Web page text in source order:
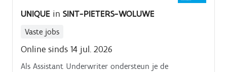
proactief relevante zaken aan het management en
neemt actief deel aan interne meetings om het
management permanent op de hoogte te houden
van de stand van zaken en de evolutie in de
portefeuille.
UNIQUE in SINT-PIETERS-WOLUWE
Vaste jobs
Online sinds 14 jul. 2026
Als Assistant Underwriter ondersteun je de